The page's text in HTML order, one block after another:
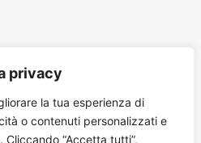
privacy
la tua esperienza di
o contenuti personalizzati e
“Accetta tutti”,